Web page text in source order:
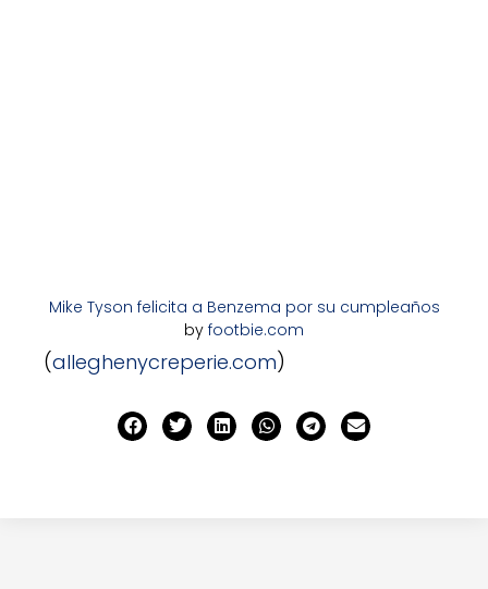
Mike Tyson felicita a Benzema por su cumpleaños
by footbie.com
(alleghenycreperie.com)